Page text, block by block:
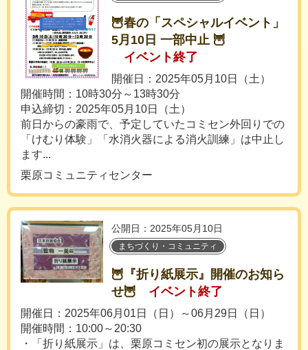
🦉春の「スペシャルイベント」
5月10日 一部中止 🦉
イベント終了
開催日：2025年05月10日（土）
開催時間：10時30分～13時30分
申込締切：2025年05月10日（土）
前日からの豪雨で、予定していたコミセン外回りでの
「けむり体験」「水消火器による消火訓練」は中止し
ます...
栗原コミュニティセンター
公開日：2025年05月10日
まちづくり・コミュニティ
🦉『折り紙展示』開催のお知ら
せ🦉
イベント終了
開催日：2025年06月01日（日）～06月29日（日）
開催時間：10:00～20:30
・「折り紙展示」は、栗原コミセン初の展示となりま